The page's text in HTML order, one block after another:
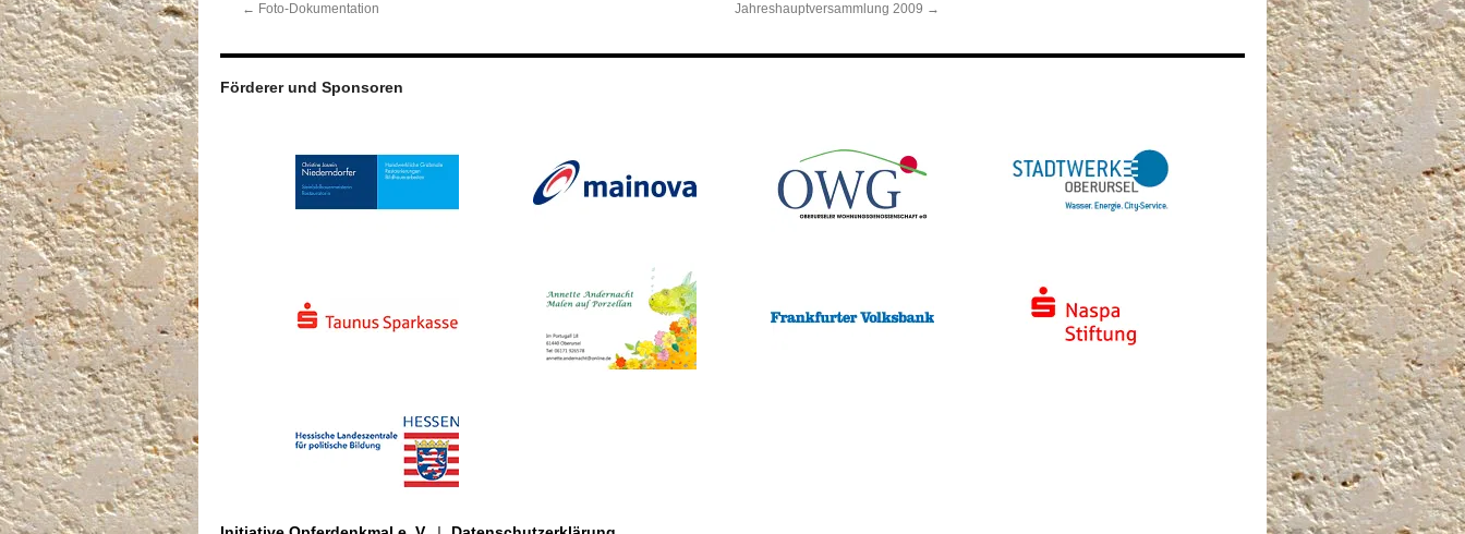
← Foto-Dokumentation Jahreshauptversammlung 2009 →
Förderer und Sponsoren